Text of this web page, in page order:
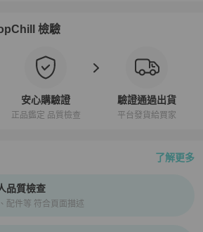
檢驗
安心購驗證
正品鑑定 品質檢查
驗證通過出貨
平台發貨給買家
了解更多
證、安心購檢驗流程介紹
品質檢查
配件等 符合頁面描述